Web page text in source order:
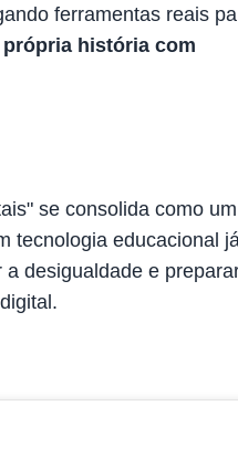
ferramentas reais
história com
se consolida como um
tecnologia educacional
desigualdade e